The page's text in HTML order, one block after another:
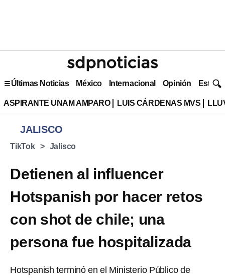
Últimas Noticias México Internacional Opinión Estilo
ASPIRANTE UNAM AMPARO LUIS CÁRDENAS MVS
JALISCO
TikTok Jalisco
Detienen al influencer
Hotspanish por hacer retos
con shot de chile; una
persona fue hospitalizada
Hotspanish terminó en el Ministerio Público de